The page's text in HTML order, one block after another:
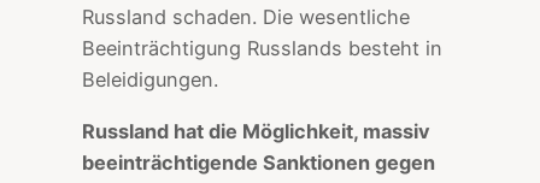
Russland schaden. Die wesentliche
Beeinträchtigung Russlands besteht in
Beleidigungen.
Russland hat die Möglichkeit, massiv
beeinträchtigende Sanktionen gegen